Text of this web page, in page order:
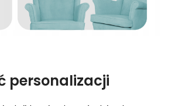
personalizacji